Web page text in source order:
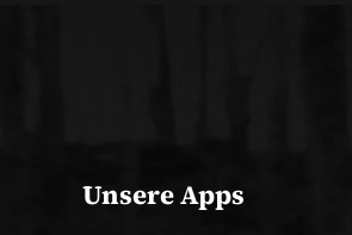
Unsere Apps